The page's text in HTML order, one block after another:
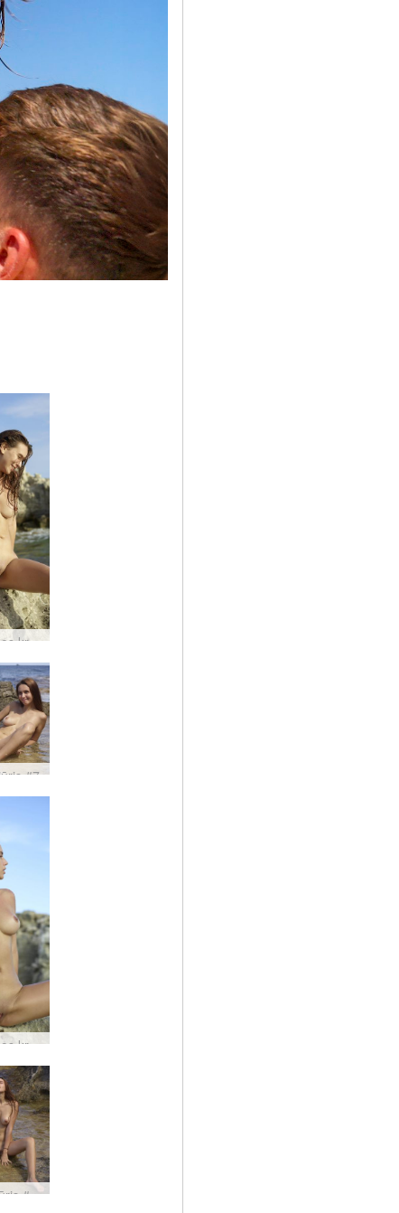
Alisa Ibisos krantas #35
#7
Alisa Ibisos krantas #11
Alisa pajūris #23